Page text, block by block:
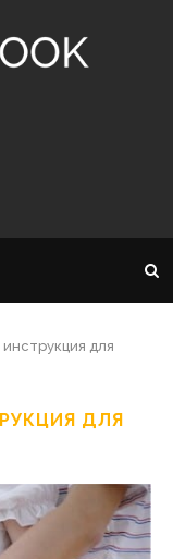
для
ДЛЯ